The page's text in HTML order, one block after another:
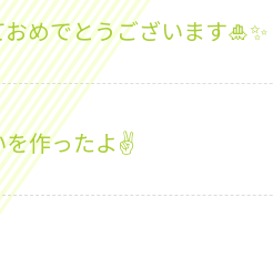
めでとうございます🎍✨
を作ったよ✌️